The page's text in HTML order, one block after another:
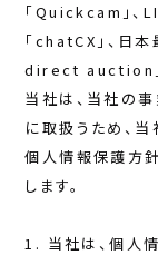
「Quickcam」、
「chatCX」、日
direct auction」
当社は、当社の
に取扱うため、
個人情報保護方
します。
当社は、個人